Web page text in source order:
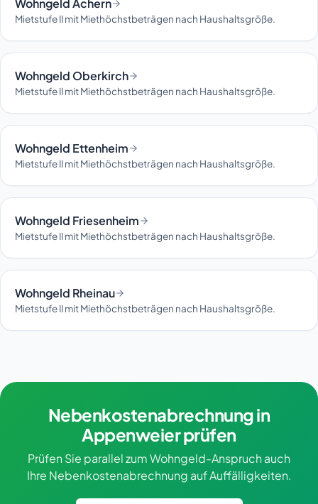
Wohngeld Achern
Mietstufe II mit Miethöchstbeträgen nach Haushaltsgröße.
Wohngeld Oberkirch
Mietstufe II mit Miethöchstbeträgen nach Haushaltsgröße.
Wohngeld Ettenheim
Mietstufe II mit Miethöchstbeträgen nach Haushaltsgröße.
Wohngeld Friesenheim
Mietstufe II mit Miethöchstbeträgen nach Haushaltsgröße.
Wohngeld Rheinau
Mietstufe II mit Miethöchstbeträgen nach Haushaltsgröße.
Nebenkostenabrechnung in
Appenweier prüfen
Prüfen Sie parallel zum Wohngeld-Anspruch auch
Ihre Nebenkostenabrechnung auf Auffälligkeiten.